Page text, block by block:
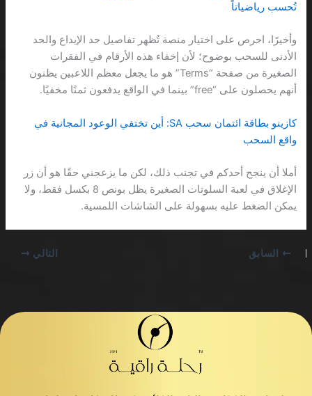
تُحسب رياضياتاً
وأخيرًا، احرص على اختيار منصة تُظهر تفاصيل حد الإيداع والحد
الأدنى للسحب بوضوح؛ لأن إخفاء هذه الأرقام في الفقرات
الصغيرة من صفحة “Terms” هو ما يجعل معظم اللاعبين يظنون
أنهم يحصلون على “free” بينما في الواقع يدفعون ثمنًا مخفيًا.
كازينو بطاقة ائتمان سحب SA: أين تختفي الوعود المجانية في
واقع السحب
أملا أن ينجح أحدكم في تجنب ذلك، لكن ما يزعجني حقًا هو أن زر
الإغلاق في لعبة السلوتات الصغيرة يظل بونص 8 بكسل فقط، ولا
يمكن الضغط عليه بسهولة على الشاشات اللمسية.
السابق التالي